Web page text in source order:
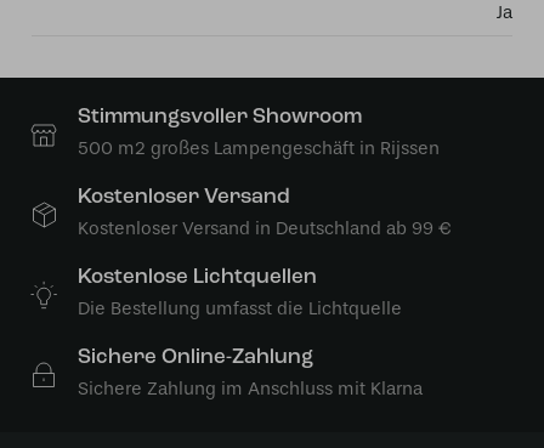
Ja
Stimmungsvoller Showroom
500 m2 großes Lampengeschäft in Rijssen
Kostenloser Versand
Kostenloser Versand in Deutschland ab 99 €
Kostenlose Lichtquellen
Die Bestellung umfasst die Lichtquelle
Sichere Online-Zahlung
Sichere Zahlung im Anschluss mit Klarna